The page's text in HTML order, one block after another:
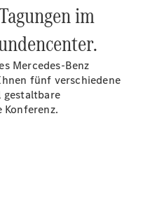
-
im
Mercedes-Benz
fünf verschiedene
gestaltbare